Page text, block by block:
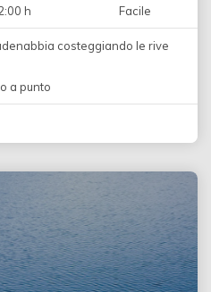
h Facile
costeggiando le rive
a punto